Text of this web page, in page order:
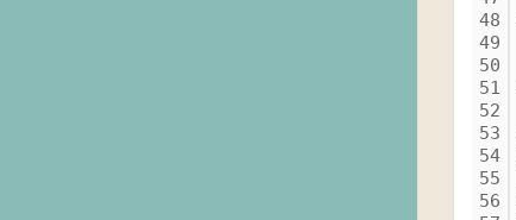
48
49
50
51
52
53
54
55
56